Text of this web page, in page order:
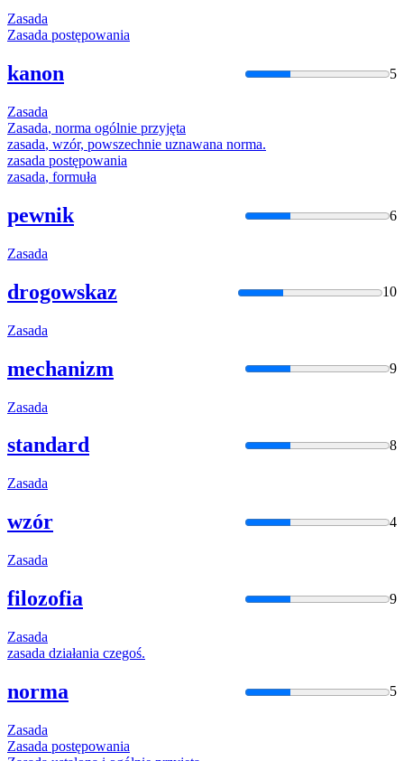
Zasada
Zasada postępowania
kanon 5
Zasada
Zasada, norma ogólnie przyjęta
zasada, wzór, powszechnie uznawana norma.
zasada postępowania
zasada, formuła
pewnik 6
Zasada
drogowskaz 10
Zasada
mechanizm 9
Zasada
standard 8
Zasada
wzór 4
Zasada
filozofia 9
Zasada
zasada działania czegoś.
norma 5
Zasada
Zasada postępowania